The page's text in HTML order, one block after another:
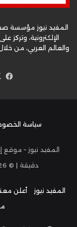
المفيد نيوز مؤسسة
الإلكترونية،
والعالم العربي، من
سياسة
المفيد نيوز –
دقيقة | ©
المفيد نيوز أعلن